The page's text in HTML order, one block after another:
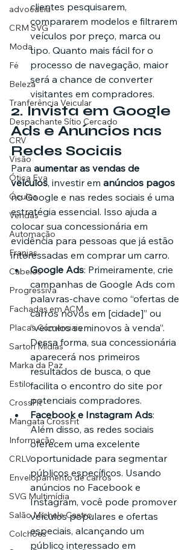
advocacia
CRM SVG
Moda
Fé
Beleza
Tranferência Veicular
Despachante Sítio Cercado
CRV
Visão
Ótica Eva
Óculos
Vendas
Automação
Franjas
Cabelos
Progressiva
Fachadas em ACM
Placas Comerciais
Sartori Mídias
Marka da Paz
Estilo
CrossFit
Mangata CrossFit
Informação
CRLV
Envelopamento de carros
SVG Multimídia
Salão Michele Castro
Colchões
clientes pesquisarem,
compararem modelos e filtrarem
veículos por preço, marca ou
tipo. Quanto mais fácil for o
processo de navegação, maior
será a chance de converter
visitantes em compradores.
2. Invista em Google
Ads e Anúncios nas
Redes Sociais
Para aumentar as vendas de
veículos, investir em anúncios pagos
no Google e nas redes sociais é uma
estratégia essencial. Isso ajuda a
colocar sua concessionária em
evidência para pessoas que já estão
interessadas em comprar um carro.
Google Ads: Primeiramente, crie
campanhas de Google Ads com
palavras-chave como “ofertas de
carros novos em [cidade]” ou
“veículos seminovos à venda”.
Dessa forma, sua concessionária
aparecerá nos primeiros
resultados de busca, o que
facilita o encontro do site por
potenciais compradores.
Facebook e Instagram Ads:
Além disso, as redes sociais
oferecem uma excelente
oportunidade para segmentar
públicos específicos. Usando
anúncios no Facebook e
Instagram, você pode promover
veículos populares e ofertas
especiais, alcançando um
público interessado em